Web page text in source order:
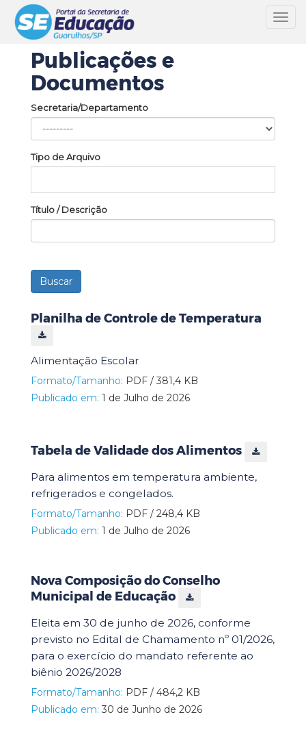
Publicações e
Documentos
Secretaria/Departamento
Tipo de Arquivo
Título / Descrição
Planilha de Controle de Temperatura
Alimentação Escolar
Formato/Tamanho: PDF / 381,4 KB
Publicado em: 1 de Julho de 2026
Tabela de Validade dos Alimentos
Para alimentos em temperatura ambiente,
refrigerados e congelados.
Formato/Tamanho: PDF / 248,4 KB
Publicado em: 1 de Julho de 2026
Nova Composição do Conselho
Municipal de Educação
Eleita em 30 de junho de 2026, conforme
previsto no Edital de Chamamento nº 01/2026,
para o exercício do mandato referente ao
biênio 2026/2028
Formato/Tamanho: PDF / 484,2 KB
Publicado em: 30 de Junho de 2026